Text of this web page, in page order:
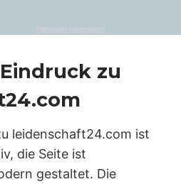
zu
leidenschaft24.com ist
die Seite ist
gestaltet. Die